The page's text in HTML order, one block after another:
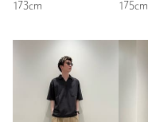
ニックネーム： OT
投稿日： 2026年8月2日
購入カラー：DK.GRAY
173cm
175cm